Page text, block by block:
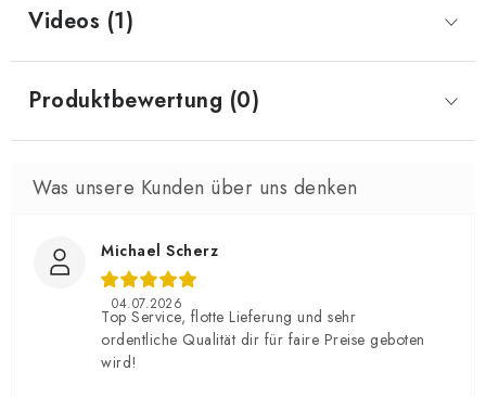
Videos (1)
Produktbewertung (0)
Michael Scherz
04.07.2026
Top Service, flotte Lieferung und sehr
ordentliche Qualität dir für faire Preise geboten
wird!